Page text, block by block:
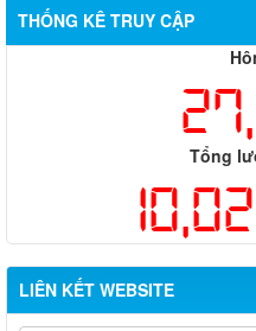
THỐNG KÊ TRUY CẬP
Tổng
LIÊN KẾT WEBSITE